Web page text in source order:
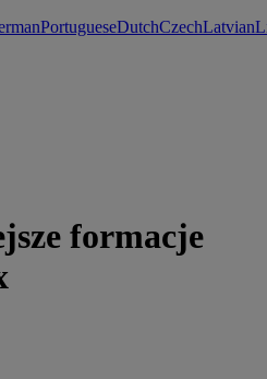
PortugueseDutchCzechLatvian
formacje